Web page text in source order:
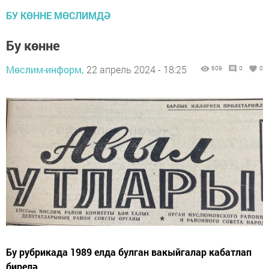
БУ КӨННЕ МӨСЛИМДӘ
Бу көнне
Мөслим-информ, 22 апрель 2024 - 18:25 609 0 0
Бу рубрикада 1989 елда булган вакыйгалар кабатлап
бирелә.